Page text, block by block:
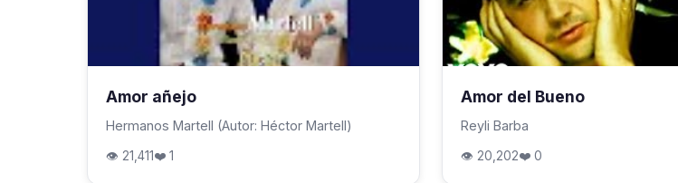
Amor añejo
Hermanos Martell (Autor: Héctor Martell)
👁 21,411❤️ 1
Amor del Bueno
Reyli Barba
👁 20,202❤️ 0